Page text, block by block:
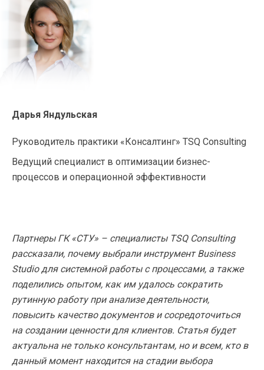
Дарья Яндульская
Руководитель практики «Консалтинг» TSQ Consulting
Ведущий специалист в оптимизации бизнес-
процессов и операционной эффективности
Партнеры ГК «СТУ» – специалисты TSQ Consulting
рассказали, почему выбрали инструмент Business
Studio для системной работы с процессами, а также
поделились опытом, как им удалось сократить
рутинную работу при анализе деятельности,
повысить качество документов и сосредоточиться
на создании ценности для клиентов. Статья будет
актуальна не только консультантам, но и всем, кто в
данный момент находится на стадии выбора